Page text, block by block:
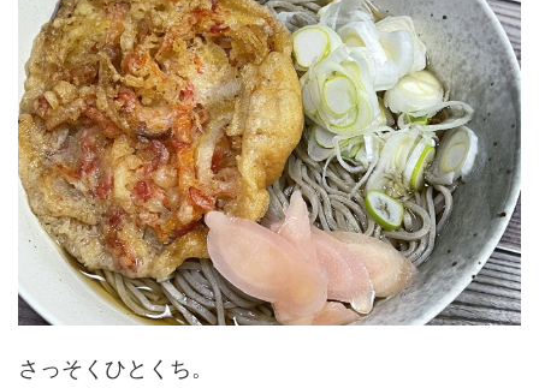
さっそくひとくち。